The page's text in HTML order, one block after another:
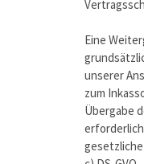
Eine
unserer
zum
Übergabe
gesetzliche